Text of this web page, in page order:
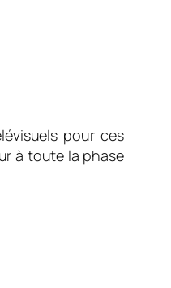
pour ces
à toute la phase